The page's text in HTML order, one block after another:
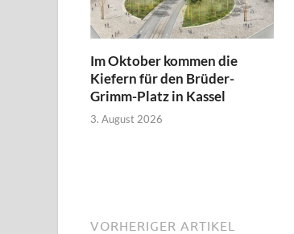
Im Oktober kommen die
Kiefern für den Brüder-
Grimm-Platz in Kassel
3. August 2026
VORHERIGER ARTIKEL